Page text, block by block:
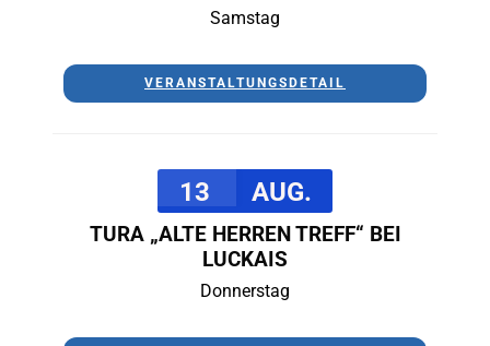
Samstag
VERANSTALTUNGSDETAIL
13 AUG.
TURA „ALTE HERREN TREFF“ BEI
LUCKAIS
Donnerstag